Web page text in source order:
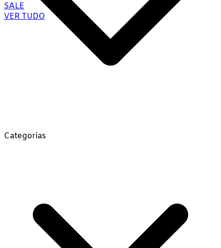
SALE
VER TUDO
Categorias